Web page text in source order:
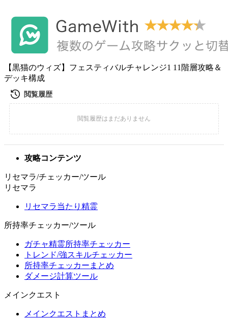
【黒猫のウィズ】フェスティバルチャレンジ1 11階層攻略＆
デッキ構成
攻略コンテンツ
リセマラ/チェッカー/ツール
リセマラ
リセマラ当たり精霊
所持率チェッカー/ツール
ガチャ精霊所持率チェッカー
トレンド/強スキルチェッカー
所持率チェッカーまとめ
ダメージ計算ツール
メインクエスト
メインクエストまとめ